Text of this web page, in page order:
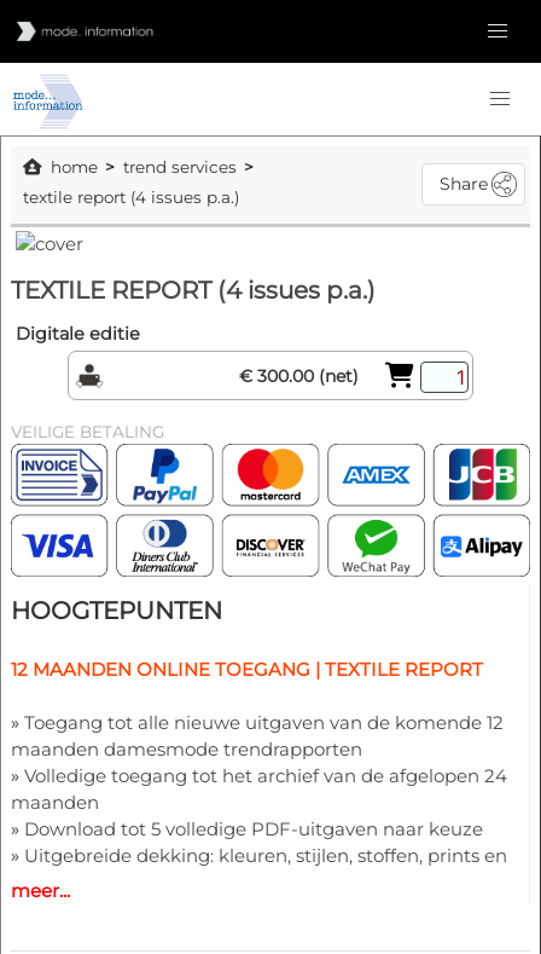
home
trend services
textile report (4 issues p.a.)
Share
TEXTILE REPORT (4 issues p.a.)
Digitale editie
€ 300.00 (net)
VEILIGE BETALING
HOOGTEPUNTEN
12 MAANDEN ONLINE TOEGANG | TEXTILE REPORT
» Toegang tot alle nieuwe uitgaven van de komende 12
maanden damesmode trendrapporten
» Volledige toegang tot het archief van de afgelopen 24
maanden
» Download tot 5 volledige PDF-uitgaven naar keuze
» Uitgebreide dekking: kleuren, stijlen, stoffen, prints en
belangrijke trend richtingen
meer...